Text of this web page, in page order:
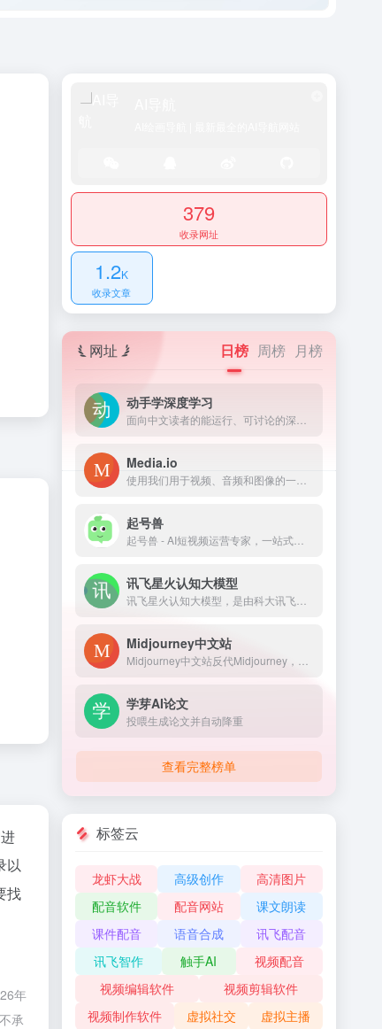
以
找
年
承
379
收录网址
1.2K
收录文章
网址 日榜 周榜 月榜
动手学深度学习
Media.io
起号兽
讯飞星火认知大模型
Midjourney中文站
学芽AI论文
投喂生成论文并自动降重
查看完整榜单
标签云
龙虾大战 高级创作
高清图片
配音软件
配音网站
课文朗读
课件配音
语音合成
讯飞配音
讯飞智作
触手AI
视频配音
视频编辑软件
视频剪辑软件
视频制作软件
虚拟社交
虚拟主播